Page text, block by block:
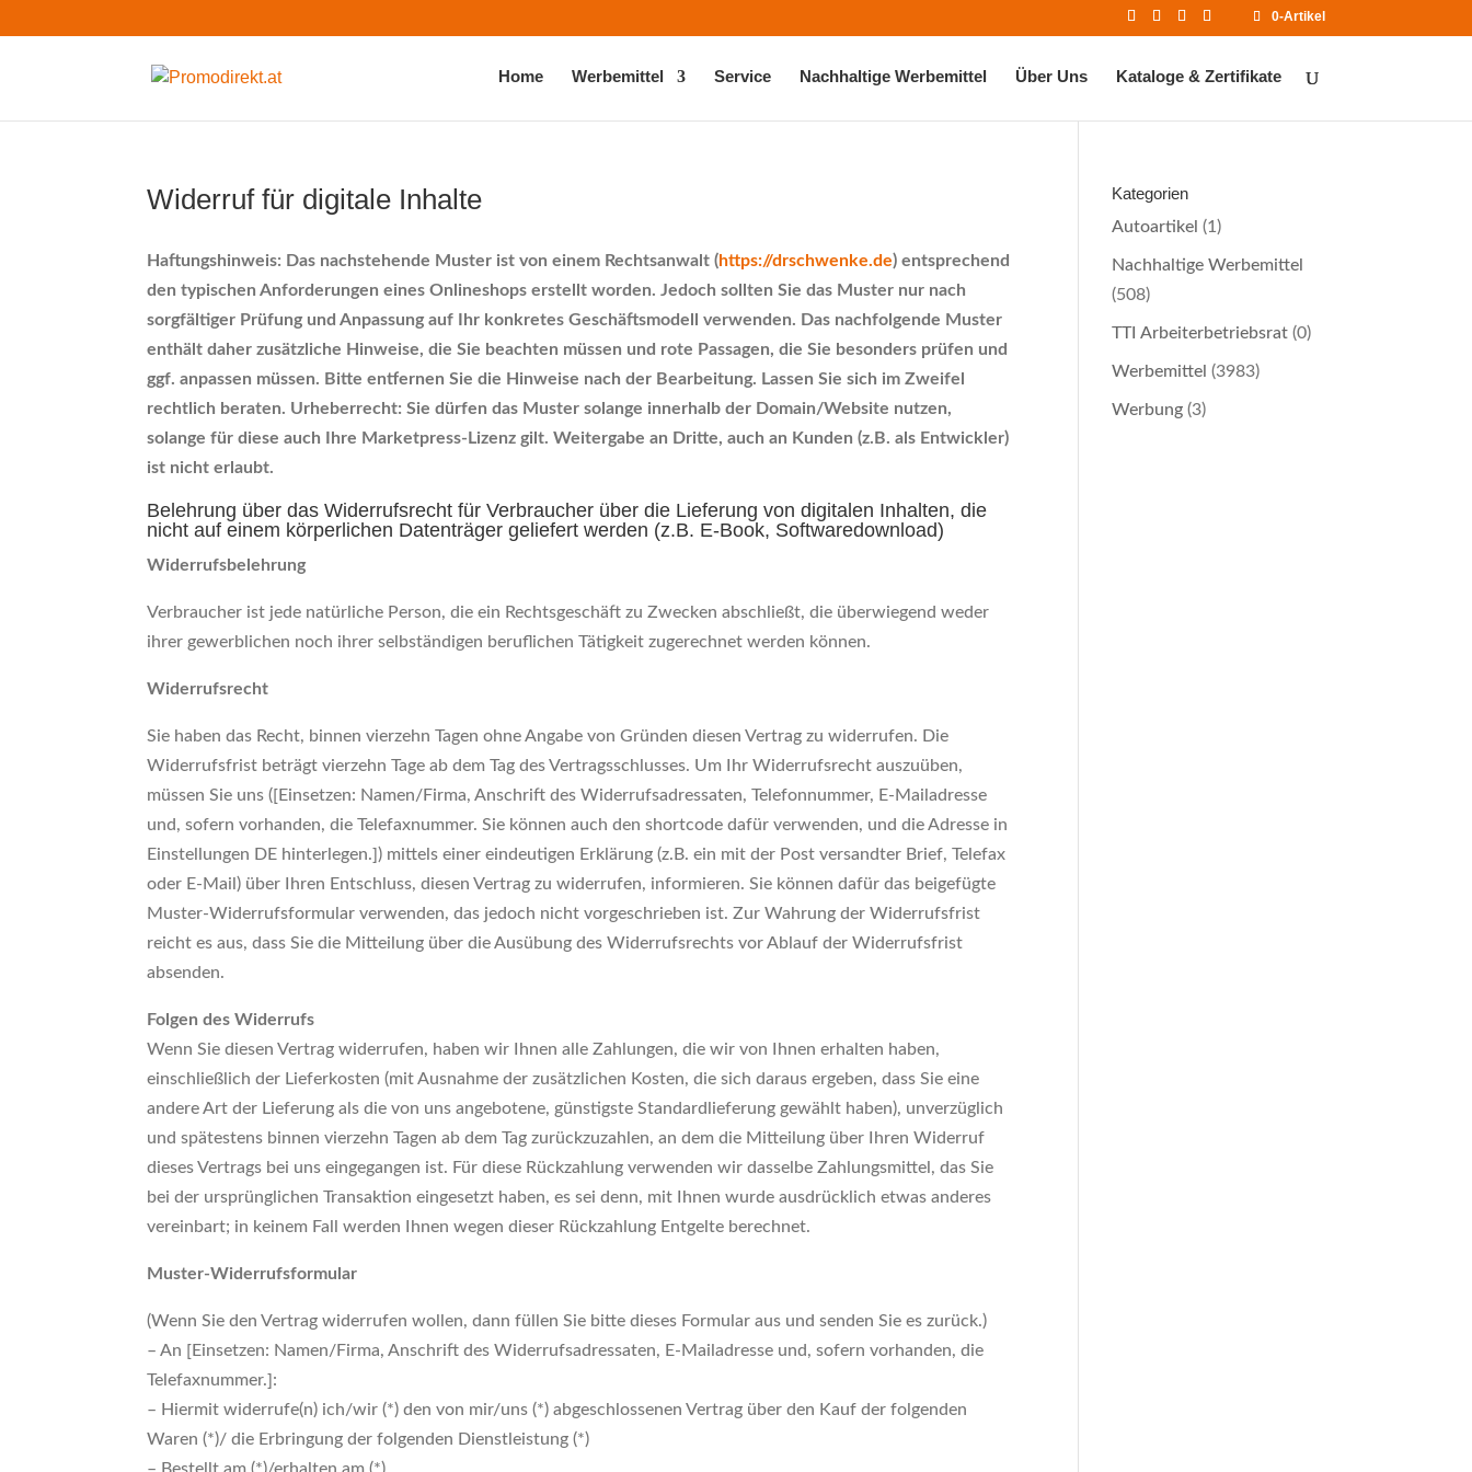
0-Artikel
Home Werbemittel Service Nachhaltige Werbemittel Über Uns Kataloge & Zertifikate
Widerruf für digitale Inhalte
Haftungshinweis: Das nachstehende Muster ist von einem Rechtsanwalt (https://drschwenke.de) entsprechend
den typischen Anforderungen eines Onlineshops erstellt worden. Jedoch sollten Sie das Muster nur nach
sorgfältiger Prüfung und Anpassung auf Ihr konkretes Geschäftsmodell verwenden. Das nachfolgende Muster
enthält daher zusätzliche Hinweise, die Sie beachten müssen und rote Passagen, die Sie besonders prüfen und
ggf. anpassen müssen. Bitte entfernen Sie die Hinweise nach der Bearbeitung. Lassen Sie sich im Zweifel
rechtlich beraten. Urheberrecht: Sie dürfen das Muster solange innerhalb der Domain/Website nutzen,
solange für diese auch Ihre Marketpress-Lizenz gilt. Weitergabe an Dritte, auch an Kunden (z.B. als Entwickler)
ist nicht erlaubt.
Belehrung über das Widerrufsrecht für Verbraucher über die Lieferung von digitalen Inhalten, die
nicht auf einem körperlichen Datenträger geliefert werden (z.B. E-Book, Softwaredownload)
Widerrufsbelehrung
Verbraucher ist jede natürliche Person, die ein Rechtsgeschäft zu Zwecken abschließt, die überwiegend weder
ihrer gewerblichen noch ihrer selbständigen beruflichen Tätigkeit zugerechnet werden können.
Widerrufsrecht
Sie haben das Recht, binnen vierzehn Tagen ohne Angabe von Gründen diesen Vertrag zu widerrufen. Die
Widerrufsfrist beträgt vierzehn Tage ab dem Tag des Vertragsschlusses. Um Ihr Widerrufsrecht auszuüben,
müssen Sie uns ([Einsetzen: Namen/Firma, Anschrift des Widerrufsadressaten, Telefonnummer, E-Mailadresse
und, sofern vorhanden, die Telefaxnummer. Sie können auch den shortcode dafür verwenden, und die Adresse in
Einstellungen DE hinterlegen.]) mittels einer eindeutigen Erklärung (z.B. ein mit der Post versandter Brief, Telefax
oder E-Mail) über Ihren Entschluss, diesen Vertrag zu widerrufen, informieren. Sie können dafür das beigefügte
Muster-Widerrufsformular verwenden, das jedoch nicht vorgeschrieben ist. Zur Wahrung der Widerrufsfrist
reicht es aus, dass Sie die Mitteilung über die Ausübung des Widerrufsrechts vor Ablauf der Widerrufsfrist
absenden.
Folgen des Widerrufs
Wenn Sie diesen Vertrag widerrufen, haben wir Ihnen alle Zahlungen, die wir von Ihnen erhalten haben,
einschließlich der Lieferkosten (mit Ausnahme der zusätzlichen Kosten, die sich daraus ergeben, dass Sie eine
andere Art der Lieferung als die von uns angebotene, günstigste Standardlieferung gewählt haben), unverzüglich
und spätestens binnen vierzehn Tagen ab dem Tag zurückzuzahlen, an dem die Mitteilung über Ihren Widerruf
dieses Vertrags bei uns eingegangen ist. Für diese Rückzahlung verwenden wir dasselbe Zahlungsmittel, das Sie
bei der ursprünglichen Transaktion eingesetzt haben, es sei denn, mit Ihnen wurde ausdrücklich etwas anderes
vereinbart; in keinem Fall werden Ihnen wegen dieser Rückzahlung Entgelte berechnet.
Muster-Widerrufsformular
(Wenn Sie den Vertrag widerrufen wollen, dann füllen Sie bitte dieses Formular aus und senden Sie es zurück.)
– An [Einsetzen: Namen/Firma, Anschrift des Widerrufsadressaten, E-Mailadresse und, sofern vorhanden, die
Telefaxnummer.]:
– Hiermit widerrufe(n) ich/wir (*) den von mir/uns (*) abgeschlossenen Vertrag über den Kauf der folgenden
Waren (*)/ die Erbringung der folgenden Dienstleistung (*)
Kategorien
Autoartikel (1)
Nachhaltige Werbemittel
(508)
TTI Arbeiterbetriebsrat (0)
Werbemittel (3983)
Werbung (3)